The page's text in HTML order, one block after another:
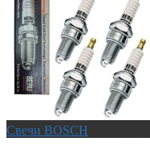
Свечи BOSCH